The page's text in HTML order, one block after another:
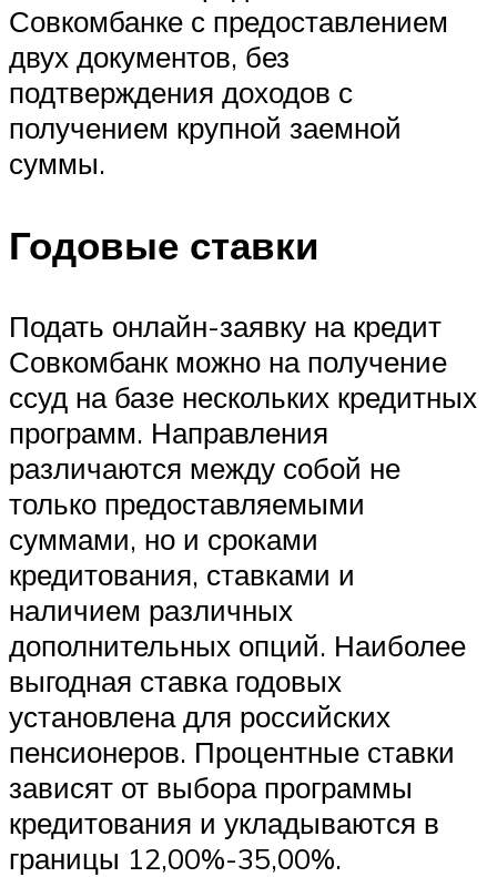
Совкомбанке с предоставлением
двух документов, без
подтверждения доходов с
получением крупной заемной
суммы.
Годовые ставки
Подать онлайн-заявку на кредит
Совкомбанк можно на получение
ссуд на базе нескольких кредитных
программ. Направления
различаются между собой не
только предоставляемыми
суммами, но и сроками
кредитования, ставками и
наличием различных
дополнительных опций. Наиболее
выгодная ставка годовых
установлена для российских
пенсионеров. Процентные ставки
зависят от выбора программы
кредитования и укладываются в
границы 12,00%-35,00%.